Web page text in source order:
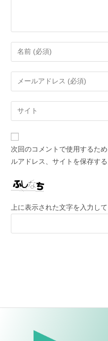
次回のコメントで使用するた
ルアドレス、サイトを保存する
上に表示された文字を入力して